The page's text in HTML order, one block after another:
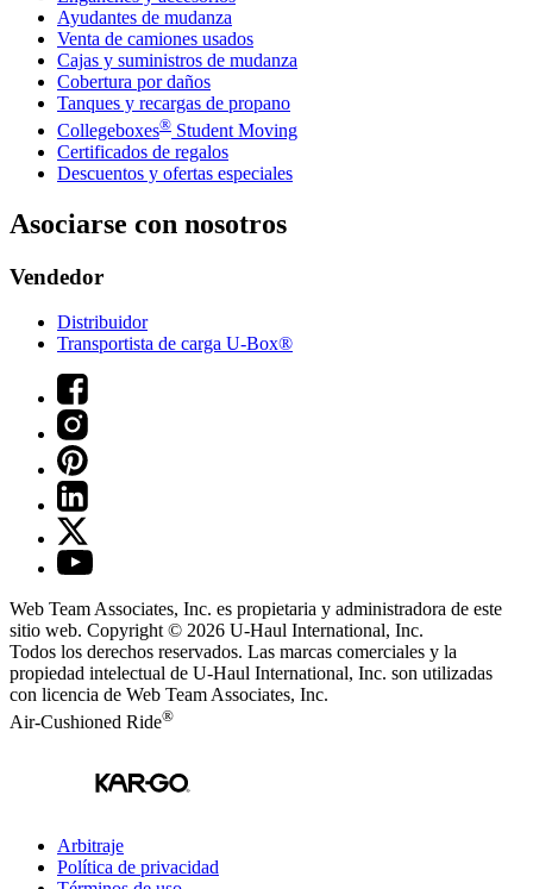
Ayudantes de mudanza
Venta de camiones usados
Cajas y suministros de mudanza
Cobertura por daños
Tanques y recargas de propano
Collegeboxes® Student Moving
Certificados de regalos
Descuentos y ofertas especiales
Asociarse con nosotros
Vendedor
Distribuidor
Transportista de carga U-Box®
Web Team Associates, Inc. es propietaria y administradora de este
sitio web. Copyright © 2026 U-Haul International, Inc.
Todos los derechos reservados. Las marcas comerciales y la
propiedad intelectual de U-Haul International, Inc. son utilizadas
con licencia de Web Team Associates, Inc.
Air-Cushioned Ride®
Arbitraje
Política de privacidad